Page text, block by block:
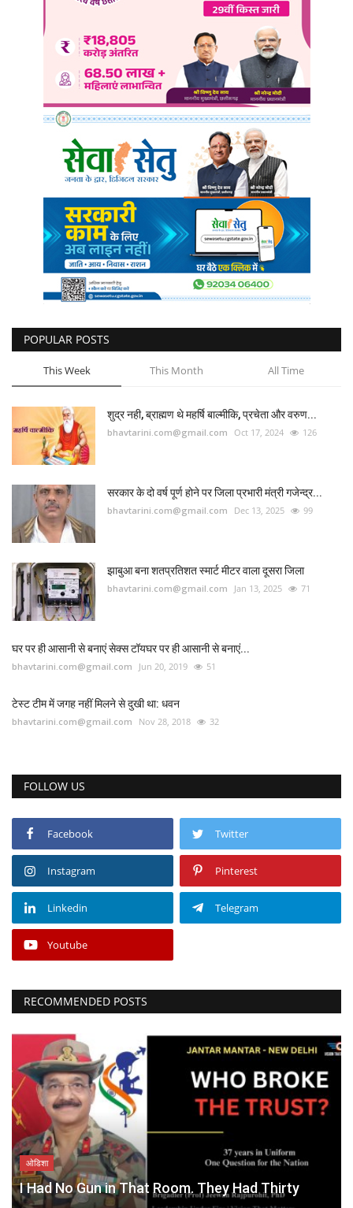
ओडिशा
लाइफस्टाइल
बिजनेस
संपर्क
POPULAR POSTS
This Week This Month All Time
शुद्र नही, ब्राह्मण थे महर्षि बाल्मीकि, प्रचेता और वरुण...
bhavtarini.com@gmail.com Oct 17, 2024 126
सरकार के दो वर्ष पूर्ण होने पर जिला प्रभारी मंत्री गजेन्द्र...
bhavtarini.com@gmail.com Dec 13, 2025 99
झाबुआ बना शतप्रतिशत स्मार्ट मीटर वाला दूसरा जिला
bhavtarini.com@gmail.com Jan 13, 2025 71
घर पर ही आसानी से बनाएं सेक्स टॉयघर पर ही आसानी से बनाएं...
bhavtarini.com@gmail.com Jun 20, 2019 51
टेस्ट टीम में जगह नहीं मिलने से दुखी था: धवन
bhavtarini.com@gmail.com Nov 28, 2018 32
FOLLOW US
Facebook Twitter
Instagram Pinterest
Linkedin Telegram
Youtube
RECOMMENDED POSTS
ओडिशा
I Had No Gun in That Room. They Had Thirty